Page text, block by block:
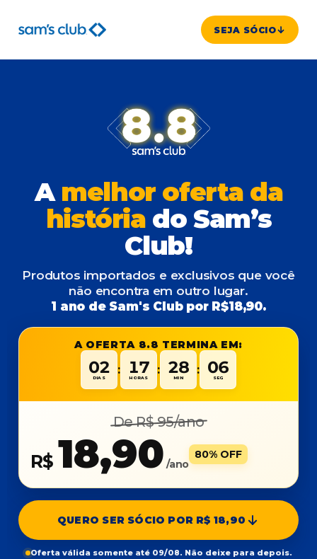
SEJA SÓCIO
A melhor oferta da
históriado Sam’s
Club!
Produtos importados e exclusivos que você
não encontra em outro lugar.
1 ano de Sam's Club por R$18,90.
A OFERTA 8.8 TERMINA EM:
02
DIAS
: 17
HORAS
: 28
MIN
: 06
SEG
De R$ 95/ano
R$ 18,90 /ano
80% OFF
QUERO SER SÓCIO POR R$ 18,90
Oferta válida somente até 09/08. Não deixe para depois.